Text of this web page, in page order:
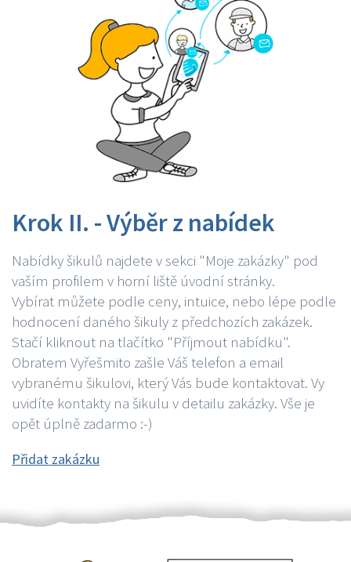
Krok II. - Výběr z nabídek
Nabídky šikulů najdete v sekci "Moje zakázky" pod
vaším profilem v horní liště úvodní stránky.
Vybírat můžete podle ceny, intuice, nebo lépe podle
hodnocení daného šikuly z předchozích zakázek.
Stačí kliknout na tlačítko "Příjmout nabídku".
Obratem Vyřešmito zašle Váš telefon a email
vybranému šikulovi, který Vás bude kontaktovat. Vy
uvidíte kontakty na šikulu v detailu zakázky. Vše je
opět úplně zadarmo :-)
Přidat zakázku